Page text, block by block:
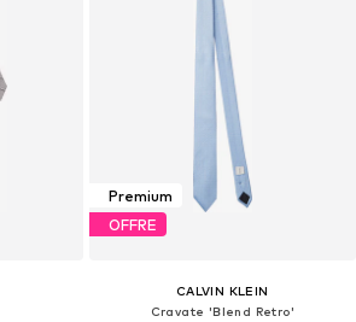
Premium
OFFRE
CALVIN KLEIN
Cravate 'Blend Retro'